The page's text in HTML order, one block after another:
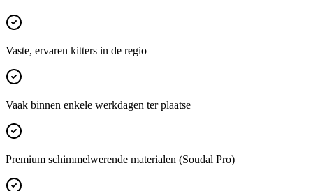
Vaste, ervaren kitters in de regio
Vaak binnen enkele werkdagen ter plaatse
Premium schimmelwerende materialen (Soudal Pro)